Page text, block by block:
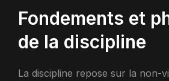
Fondements et
de la discipline
La discipline repose sur la non-